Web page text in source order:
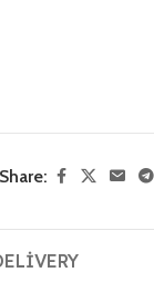
Share: